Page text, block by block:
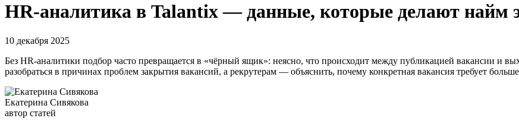
HR-аналитика в Talantix — данные, которые делают найм
10 декабря 2025
Без HR-аналитики подбор часто превращается в «чёрный ящик»: неясно, что происходит между публикацией вакансии и
разобраться в причинах проблем закрытия вакансий, а рекрутерам — объяснить, почему конкретная вакансия требует
Екатерина Сивякова
автор статей